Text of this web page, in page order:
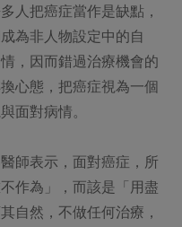
人把癌症當作是缺點，
為非人物設定中的自
，因而錯過治療機會的
心態，把癌症視為一個
面對病情。
師表示，面對癌症，所
作為」，而該是「用盡
自然，不做任何治療，